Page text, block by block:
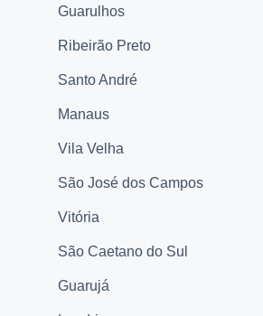
Guarulhos
Ribeirão Preto
Santo André
Manaus
Vila Velha
São José dos Campos
Vitória
São Caetano do Sul
Guarujá